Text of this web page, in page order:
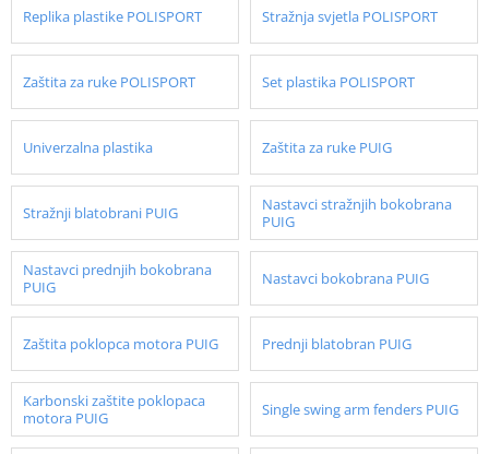
Replika plastike POLISPORT Stražnja svjetla POLISPORT
Zaštita za ruke POLISPORT Set plastika POLISPORT
Univerzalna plastika Zaštita za ruke PUIG
Stražnji blatobrani PUIG
Nastavci stražnjih bokobrana
PUIG
Nastavci prednjih bokobrana
PUIG
Nastavci bokobrana PUIG
Zaštita poklopca motora PUIG Prednji blatobran PUIG
Karbonski zaštite poklopaca
motora PUIG
Single swing arm fenders PUIG